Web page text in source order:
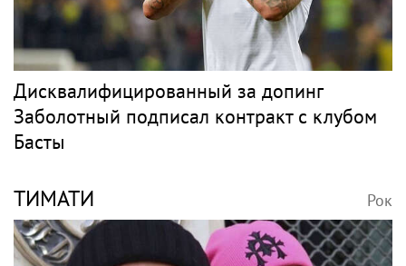
Дисквалифицированный за допинг
Заболотный подписал контракт с клубом
Басты
ТИМАТИ Рок